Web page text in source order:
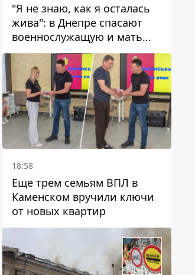
"Я не знаю, как я осталась
жива": в Днепре спасают
военнослужащую и мать
четверых детей, которую
ранил КАБ
18:58
Еще трем семьям ВПЛ в
Каменском вручили ключи
от новых квартир